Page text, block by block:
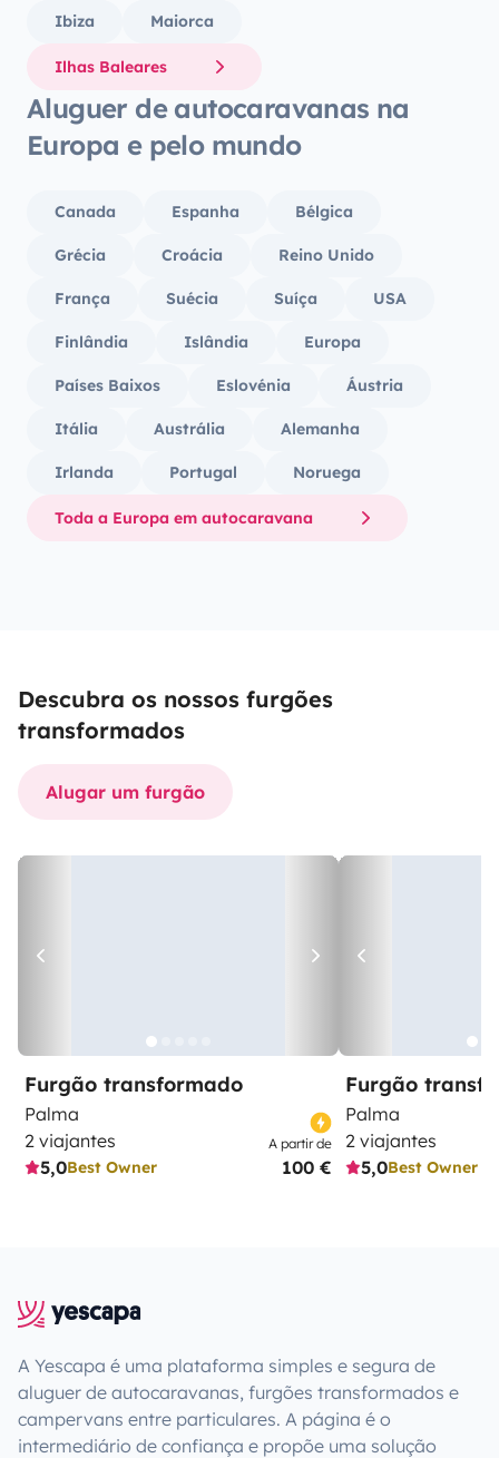
Ibiza Maiorca
Ilhas Baleares
Aluguer de autocaravanas na
Europa e pelo mundo
Canada Espanha Bélgica
Grécia Croácia Reino Unido
França Suécia Suíça USA
Finlândia Islândia Europa
Países Baixos Eslovénia Áustria
Itália Austrália Alemanha
Irlanda Portugal Noruega
Toda a Europa em autocaravana
Descubra os nossos furgões
transformados
Alugar um furgão
Furgão transformado
Palma
2 viajantes
5,0Best Owner
A partir de
100 €
Furgão
Palma
2 viajantes
5,0Best Owner
A Yescapa é uma plataforma simples e segura de
aluguer de autocaravanas, furgões transformados e
campervans entre particulares. A página é o
intermediário de confiança e propõe uma solução